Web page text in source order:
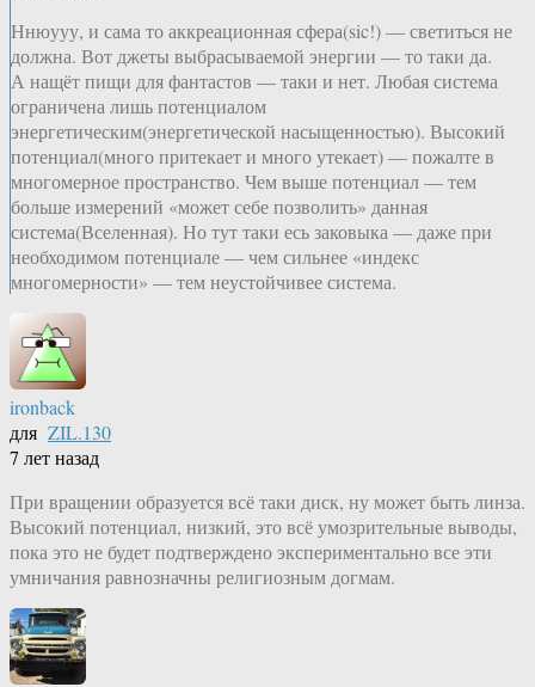
Ннюууу, и сама то аккреационная сфера(sic!) — светиться не
должна. Вот джеты выбрасываемой энергии — то таки да.
А нащёт пищи для фантастов — таки и нет. Любая система
ограничена лишь потенциалом
энергетическим(энергетической насыщенностью). Высокий
потенциал(много притекает и много утекает) — пожалте в
многомерное пространство. Чем выше потенциал — тем
больше измерений «может себе позволить» данная
система(Вселенная). Но тут таки есь заковыка — даже при
необходимом потенциале — чем сильнее «индекс
многомерности» — тем неустойчивее система.
ironback
для ZIL.130
7 лет назад
При вращении образуется всё таки диск, ну может быть линза.
Высокий потенциал, низкий, это всё умозрительные выводы,
пока это не будет подтверждено экспериментально все эти
умничания равнозначны религиозным догмам.